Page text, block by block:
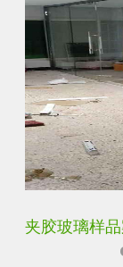
夹胶玻璃样